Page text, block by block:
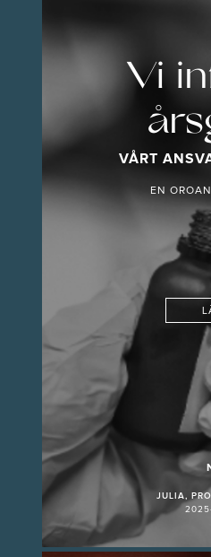
Vi
VÅRT
EN
JULIA,